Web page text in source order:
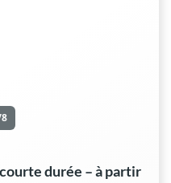
durée – à partir